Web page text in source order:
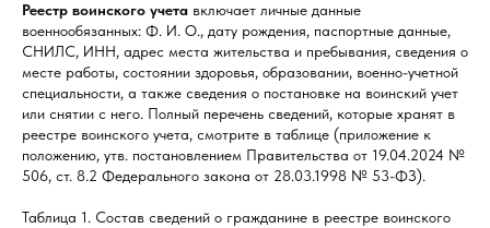
Реестр воинского учета включает личные данные
военнообязанных: Ф. И. О., дату рождения, паспортные данные,
СНИЛС, ИНН, адрес места жительства и пребывания, сведения о
месте работы, состоянии здоровья, образовании, военно-учетной
специальности, а также сведения о постановке на воинский учет
или снятии с него. Полный перечень сведений, которые хранят в
реестре воинского учета, смотрите в таблице (приложение к
положению, утв. постановлением Правительства от 19.04.2024 №
506, ст. 8.2 Федерального закона от 28.03.1998 № 53-ФЗ).
Таблица 1. Состав сведений о гражданине в реестре воинского